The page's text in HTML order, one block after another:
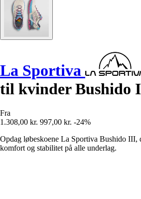
La Sportiva
til kvinder Bushido
Fra
1.308,00 kr. 997,00 kr. -24%
Opdag løbeskoene La Sportiva Bushido III,
komfort og stabilitet på alle underlag.